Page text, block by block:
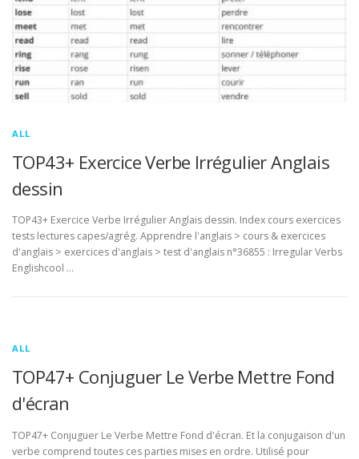
ALL
TOP43+ Exercice Verbe Irrégulier Anglais
dessin
TOP43+ Exercice Verbe Irrégulier Anglais dessin. Index cours exercices
tests lectures capes/agrég. Apprendre l'anglais > cours & exercices
d'anglais > exercices d'anglais > test d'anglais n°36855 : Irregular Verbs
Englishcool …
ALL
TOP47+ Conjuguer Le Verbe Mettre Fond
d'écran
TOP47+ Conjuguer Le Verbe Mettre Fond d'écran. Et la conjugaison d'un
verbe comprend toutes ces parties mises en ordre. Utilisé pour